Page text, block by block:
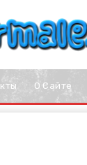
О Сайте